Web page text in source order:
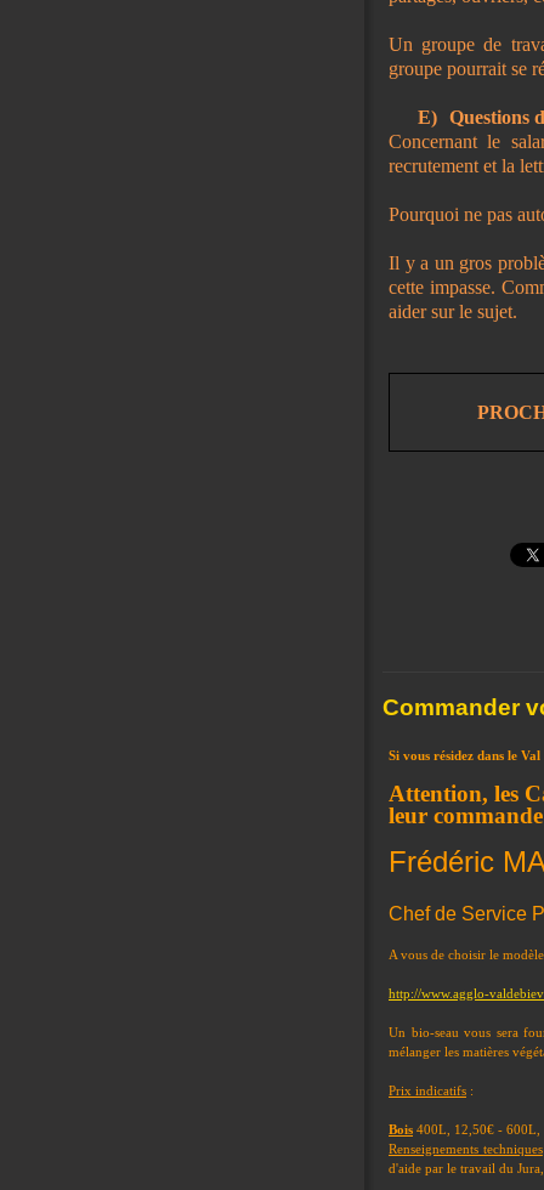
Un groupe de
groupe pourrait se
E) Questions
Concernant le
recrutement et la
Pourquoi ne pas
Il y a un gros
cette impasse.
aider sur le sujet.
Commander
Si vous résidez dans le
Attention, les
leur
Frédéric
Chef de Service
A vous de choisir le
http://www.agglo-
Un bio-seau vous sera
mélanger les matières
Prix indicatifs :
Bois 400L, 12,50€ - 600L,
Renseignements techniques
d'aide par le travail du